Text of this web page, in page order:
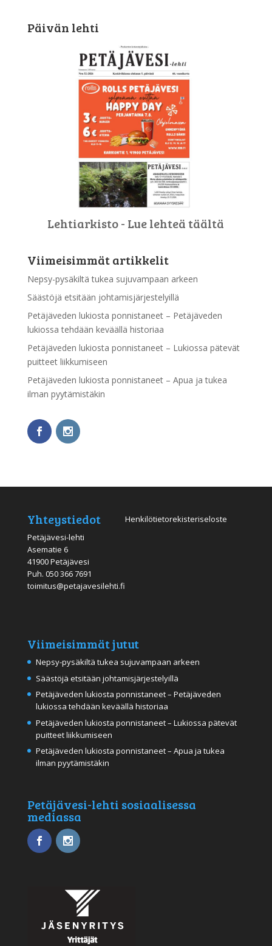
Päivän lehti
Lehtiarkisto - Lue lehteä täältä
Viimeisimmät artikkelit
Nepsy-pysäkiltä tukea sujuvampaan arkeen
Säästöjä etsitään johtamisjärjestelyillä
Petäjäveden lukiosta ponnistaneet – Petäjäveden
lukiossa tehdään keväällä historiaa
Petäjäveden lukiosta ponnistaneet – Lukiossa pätevät
puitteet liikkumiseen
Petäjäveden lukiosta ponnistaneet – Apua ja tukea
ilman pyytämistäkin
Yhteystiedot
Petäjävesi-lehti
Asematie 6
41900 Petäjävesi
Puh. 050 366 7691
toimitus@petajavesilehti.fi
Henkilötietorekisteriseloste
Viimeisimmät jutut
Nepsy-pysäkiltä tukea sujuvampaan arkeen
Säästöjä etsitään johtamisjärjestelyillä
Petäjäveden lukiosta ponnistaneet – Petäjäveden
lukiossa tehdään keväällä historiaa
Petäjäveden lukiosta ponnistaneet – Lukiossa pätevät
puitteet liikkumiseen
Petäjäveden lukiosta ponnistaneet – Apua ja tukea
ilman pyytämistäkin
Petäjävesi-lehti sosiaalisessa
mediassa